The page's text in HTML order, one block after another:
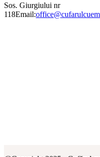
Sos. Giurgiului nr
118Email: